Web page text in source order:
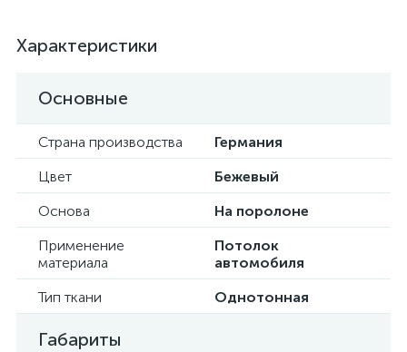
Характеристики
Основные
Страна производства
Германия
Цвет
Бежевый
Основа
На поролоне
Применение
материала
Потолок
автомобиля
Тип ткани
Однотонная
Габариты